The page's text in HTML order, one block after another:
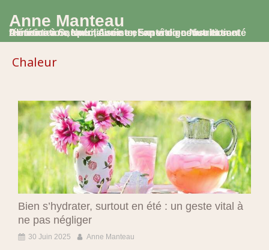
Anne Manteau
Diététicienne Nutritionniste, Experte en Nutrition et Alimentation, spécialisée en santé digestive et santé féminine à Saumur, Avoine et en visio consultation
Chaleur
Bien s’hydrater, surtout en été : un geste vital à
ne pas négliger
30 Juin 2025 Anne Manteau